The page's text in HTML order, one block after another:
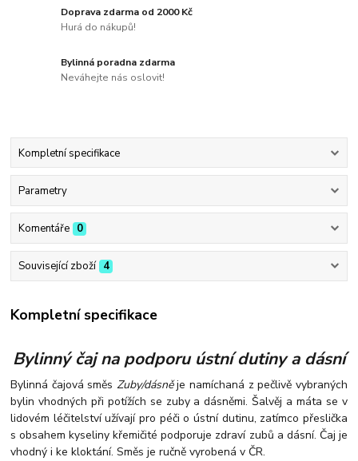
Doprava zdarma od 2000 Kč
Hurá do nákupů!
Bylinná poradna zdarma
Neváhejte nás oslovit!
Kompletní specifikace
Parametry
Komentáře 0
Související zboží 4
Kompletní specifikace
Bylinný čaj na podporu ústní dutiny a dásní
Bylinná čajová směs Zuby/dásněje namíchaná z pečlivě vybraných
bylin vhodných při potížích se zuby a dásněmi. Šalvěj a máta se v
lidovém léčitelství užívají pro péči o ústní dutinu, zatímco přeslička
s obsahem kyseliny křemičité podporuje zdraví zubů a dásní. Čaj je
vhodný i ke kloktání. Směs je ručně vyrobená v ČR.